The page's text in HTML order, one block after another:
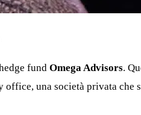
fund Omega Advisors.
una società privata